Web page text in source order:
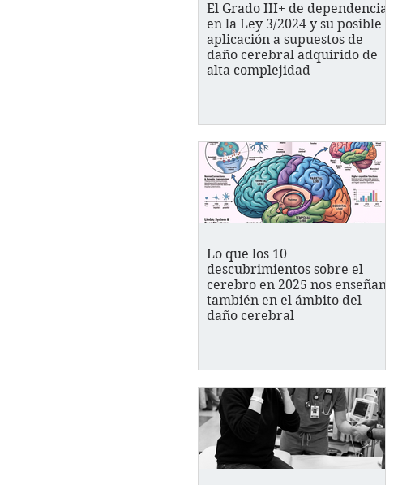
El Grado III+ de dependencia
en la Ley 3/2024 y su posible
aplicación a supuestos de
daño cerebral adquirido de
alta complejidad
Lo que los 10
descubrimientos sobre el
cerebro en 2025 nos enseñan
también en el ámbito del
daño cerebral